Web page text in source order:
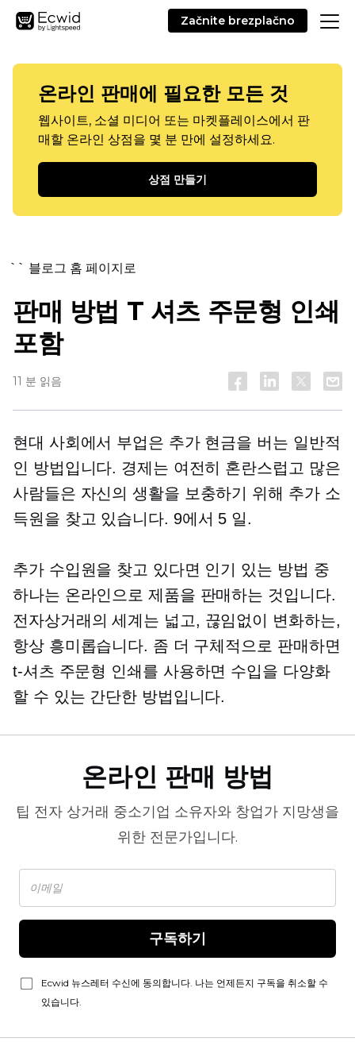
Začnite brezplačno
온라인 판매에 필요한 모든 것
웹사이트, 소셜 미디어 또는 마켓플레이스에서 판
매할 온라인 상점을 몇 분 만에 설정하세요.
상점 만들기
`` 블로그 홈 페이지로
판매 방법 T 셔츠 주문형 인쇄
포함
11 분 읽음
현대 사회에서 부업은 추가 현금을 버는 일반적
인 방법입니다. 경제는 여전히 혼란스럽고 많은
사람들은 자신의 생활을 보충하기 위해 추가 소
득원을 찾고 있습니다. 9에서 5 일.
추가 수입원을 찾고 있다면 인기 있는 방법 중
하나는 온라인으로 제품을 판매하는 것입니다.
전자상거래의 세계는 넓고, 끊임없이 변화하는,
항상 흥미롭습니다. 좀 더 구체적으로 판매하면
t-셔츠 주문형 인쇄를 사용하면 수입을 다양화
할 수 있는 간단한 방법입니다.
온라인 판매 방법
팁 전자 상거래 중소기업 소유자와 창업가 지망생을
위한 전문가입니다.
구독하기
Ecwid 뉴스레터 수신에 동의합니다. 나는 언제든지 구독을 취소할 수
있습니다.